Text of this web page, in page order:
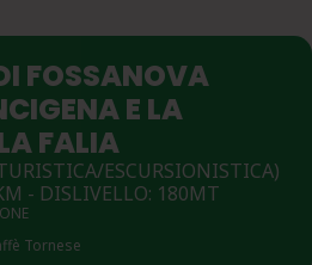
FOSSANOVA
E LA
FALIA
ESCURSIONISTICA)
- DISLIVELLO: 180MT
Tornese